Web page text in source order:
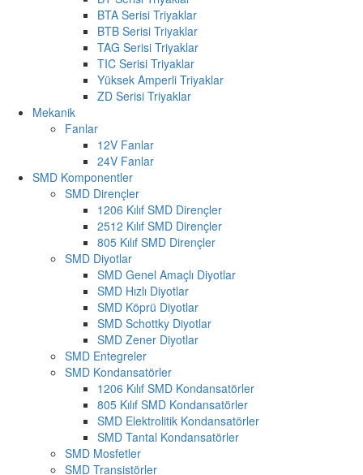
BTA Serisi Triyaklar
BTB Serisi Triyaklar
TAG Serisi Triyaklar
TIC Serisi Triyaklar
Yüksek Amperli Triyaklar
ZD Serisi Triyaklar
Mekanik
Fanlar
12V Fanlar
24V Fanlar
SMD Komponentler
SMD Dirençler
1206 Kılıf SMD Dirençler
2512 Kılıf SMD Dirençler
805 Kılıf SMD Dirençler
SMD Diyotlar
SMD Genel Amaçlı Diyotlar
SMD Hızlı Diyotlar
SMD Köprü Diyotlar
SMD Schottky Diyotlar
SMD Zener Diyotlar
SMD Entegreler
SMD Kondansatörler
1206 Kılıf SMD Kondansatörler
805 Kılıf SMD Kondansatörler
SMD Elektrolitik Kondansatörler
SMD Tantal Kondansatörler
SMD Mosfetler
SMD Transistörler